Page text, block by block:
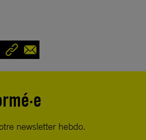
newsletter hebdo.